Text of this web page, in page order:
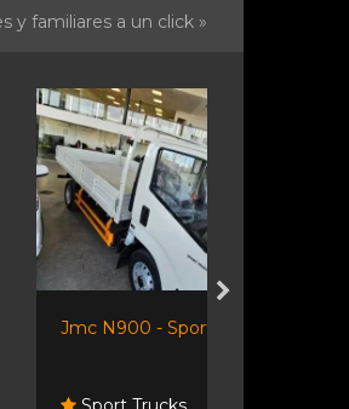
y familiares a un click »
- Sport Trucks